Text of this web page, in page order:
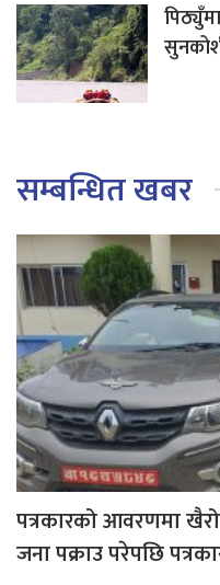
सम्बन्धित खबर
पत्रकारको आवरणमा
जना पक्राउ परेपछि